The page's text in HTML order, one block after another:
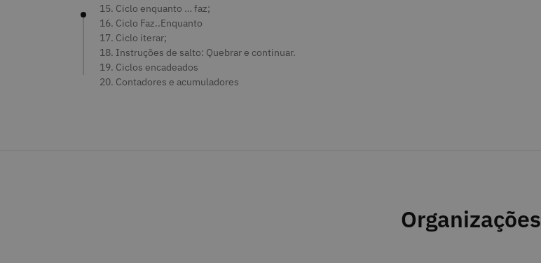
15. Ciclo enquanto … faz;
16. Ciclo Faz..Enquanto
17. Ciclo iterar;
18. Instruções de salto: Quebrar e continuar.
19. Ciclos encadeados
20. Contadores e acumuladores
Organizações